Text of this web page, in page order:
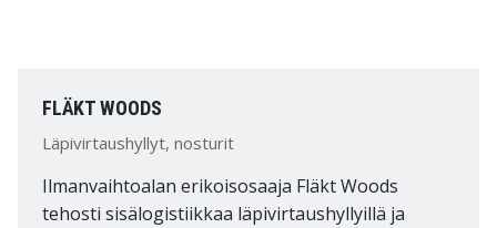
FLÄKT WOODS
Läpivirtaushyllyt, nosturit
Ilmanvaihtoalan erikoisosaaja Fläkt Woods
tehosti sisälogistiikkaa läpivirtaushyllyillä ja